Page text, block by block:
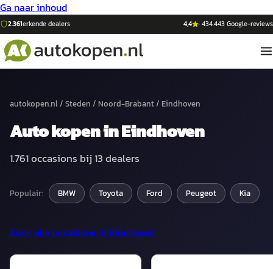
Ga naar inhoud
2.361erkende dealers 4,4 ·434.443Google-reviews
autokopen.nl/ Steden / Noord-Brabant/ Eindhoven
Autokopen inEindhoven
1.761occasions bij13dealers
Populair: BMW Toyota Ford Peugeot Kia
Zoek alle occasions in Eindhoven